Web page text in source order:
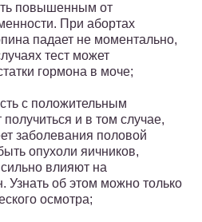
повышенным от
При абортах
падает не моментально,
тест может
гормона в моче;
с положительным
и в том случае,
заболевания половой
опухоли яичников,
влияют на
Узнать об этом можно только
осмотра;